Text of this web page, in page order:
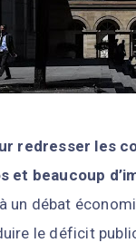
redresser les
et beaucoup
un débat
le déficit